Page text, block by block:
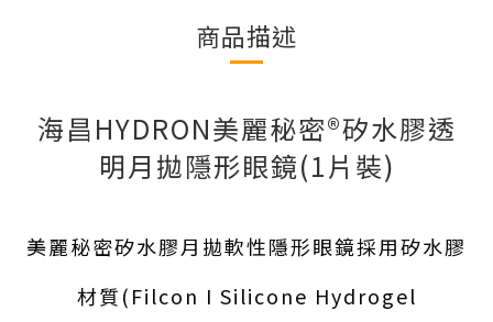
商品描述
海昌HYDRON美麗秘密®矽水膠透
明月拋隱形眼鏡(1片裝)
美麗秘密矽水膠月拋軟性隱形眼鏡採用矽水膠
材質(Filcon I Silicone Hydrogel